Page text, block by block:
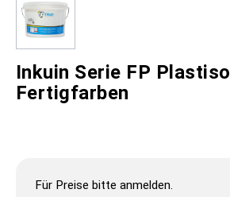
Inkuin Serie FP Plastisol
Fertigfarben
Für Preise bitte anmelden.